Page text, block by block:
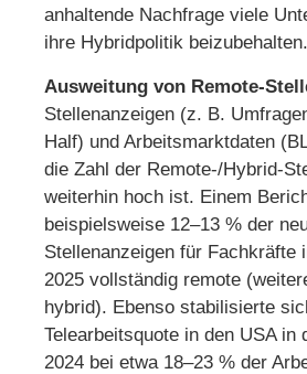
anhaltende Nachfrage viele
ihre Hybridpolitik beizubehalten.
Ausweitung von Remote-
Stellenanzeigen (z. B.
Half) und Arbeitsmarktdaten
die Zahl der Remote-/Hybrid-
weiterhin hoch ist. Einem
beispielsweise 12–13 % der
Stellenanzeigen für Fachkräfte
2025 vollständig remote
hybrid). Ebenso stabilisierte
Telearbeitsquote in den USA in
2024 bei etwa 18–23 % der